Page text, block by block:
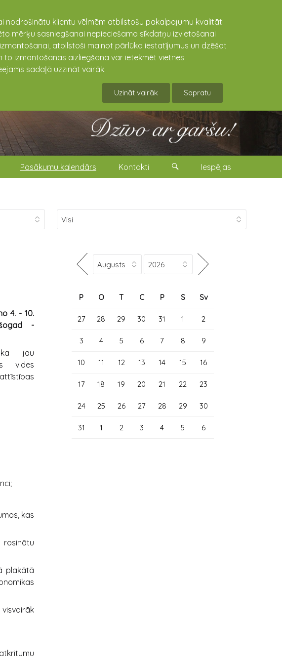
nodrošinātu klientu vēlmēm atbilstošu pakalpojumu kvalitāti
mērķu sasniegšanai nepieciešamo sīkdatņu izvietošanai
atbilstoši mainot pārlūka iestatījumus un dzēšot
izmantošanas aizliegšana var ietekmēt vietnes
sadaļā uzzināt vairāk.
Uzināt vairāk Sapratu
Pasākumu kalendārs Kontakti Iespējas
4. - 10.
-
jau
vides
kas
plakātā
P O T C P S Sv
27 28 29 30 31 1 2
3 4 5 6 7 8 9
10 11 12 13 14 15 16
17 18 19 20 21 22 23
24 25 26 27 28 29 30
31 1 2 3 4 5 6